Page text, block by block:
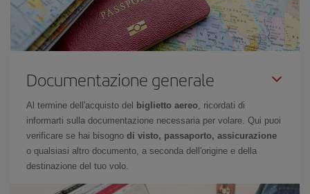
Documentazione generale
Al termine dell'acquisto del biglietto aereo, ricordati di
informarti sulla documentazione necessaria per volare. Qui puoi
verificare se hai bisogno di visto, passaporto, assicurazione
o qualsiasi altro documento, a seconda dell'origine e della
destinazione del tuo volo.